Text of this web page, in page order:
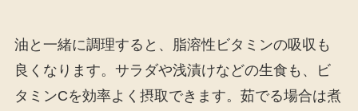
油と一緒に調理すると、脂溶性ビタミンの吸収も
良くなります。サラダや浅漬けなどの生食も、ビ
タミンCを効率よく摂取できます。茹でる場合は煮